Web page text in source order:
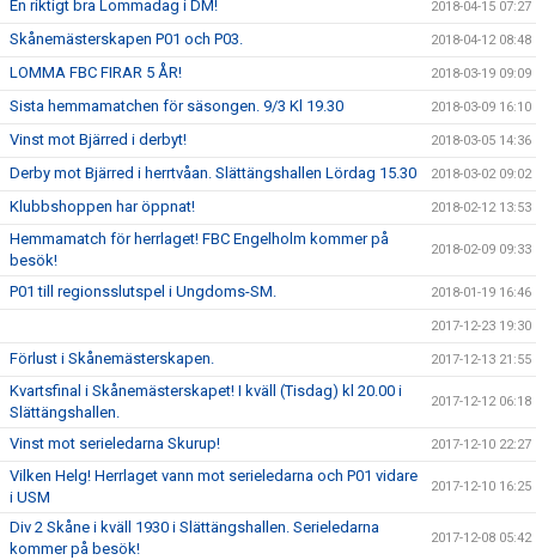
En riktigt bra Lommadag i DM! 2018-04-15 07:27
Skånemästerskapen P01 och P03. 2018-04-12 08:48
LOMMA FBC FIRAR 5 ÅR! 2018-03-19 09:09
Sista hemmamatchen för säsongen. 9/3 Kl 19.30 2018-03-09 16:10
Vinst mot Bjärred i derbyt! 2018-03-05 14:36
Derby mot Bjärred i herrtvåan. Slättängshallen Lördag 15.30 2018-03-02 09:02
Klubbshoppen har öppnat! 2018-02-12 13:53
Hemmamatch för herrlaget! FBC Engelholm kommer på
besök!
2018-02-09 09:33
P01 till regionsslutspel i Ungdoms-SM. 2018-01-19 16:46
2017-12-23 19:30
Förlust i Skånemästerskapen. 2017-12-13 21:55
Kvartsfinal i Skånemästerskapet! I kväll (Tisdag) kl 20.00 i
Slättängshallen.
2017-12-12 06:18
Vinst mot serieledarna Skurup! 2017-12-10 22:27
Vilken Helg! Herrlaget vann mot serieledarna och P01 vidare
i USM
2017-12-10 16:25
Div 2 Skåne i kväll 1930 i Slättängshallen. Serieledarna
kommer på besök!
2017-12-08 05:42